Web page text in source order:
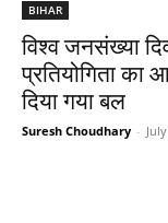
BIHAR
विश्व जनसंख्या
प्रतियोगिता
दिया गया बल
Suresh Choudhary -